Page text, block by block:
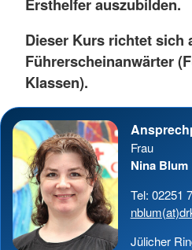
Dieser Kurs richtet sich
Führerscheinanwärter
Klassen).
Frau
Nina Blum
Tel: 02251
Jülicher